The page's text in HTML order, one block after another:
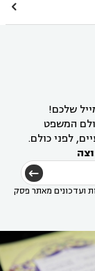

שלכם!
המשפט
לפני כולם.
ועדכונים מאתר פסק